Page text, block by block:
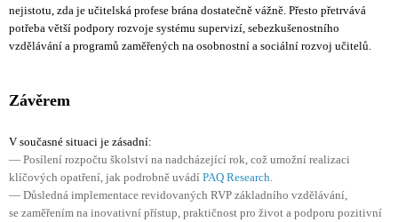
nejistotu, zda je učitelská profese brána dostatečně vážně. Přesto přetrvává
potřeba větší podpory rozvoje systému supervizí, sebezkušenostního
vzdělávání a programů zaměřených na osobnostní a sociální rozvoj učitelů.
Závěrem
V současné situaci je zásadní:
— Posílení rozpočtu školství na nadcházející rok, což umožní realizaci
klíčových opatření, jak podrobně uvádí PAQ Research
— Důsledná implementace revidovaných RVP základního vzdělávání,
se zaměřením na inovativní přístup, praktičnost pro život a podporu pozitivní